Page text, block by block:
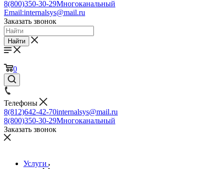
8(800)350-30-29Многоканальный
Email:internalsys@mail.ru
Заказать звонок
Найти
0
Телефоны
8(812)642-42-70internalsys@mail.ru
8(800)350-30-29Многоканальный
Заказать звонок
Услуги